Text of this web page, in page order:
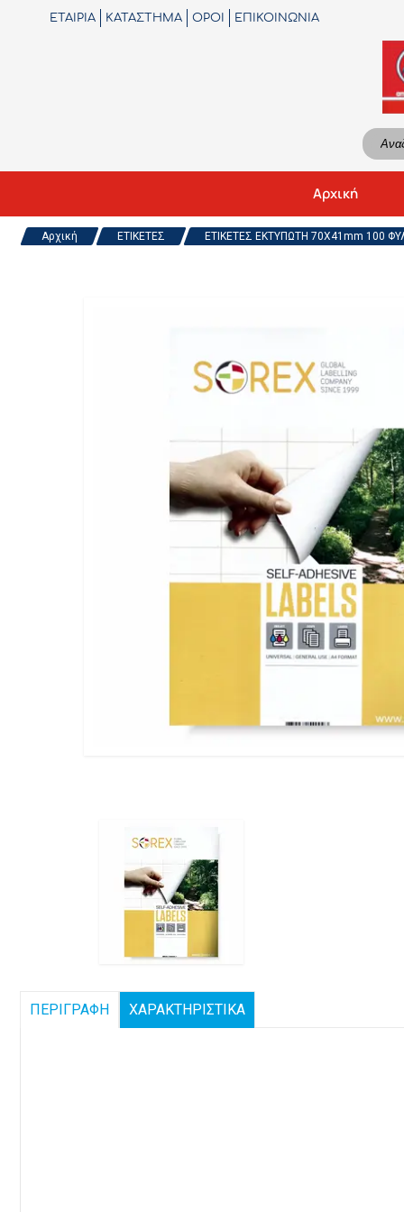
ΕΤΑΙΡΙΑ ΚΑΤΑΣΤΗΜΑ ΟΡΟΙ ΕΠΙΚΟΙΝΩΝΙΑ
Αρχική
Αρχική ΕΤΙΚΕΤΕΣ ΕΤΙΚΕΤΕΣ ΕΚΤΥΠΩΤΗ 70X41mm 100
ΠΕΡΙΓΡΑΦΗ ΧΑΡΑΚΤΗΡΙΣΤΙΚΑ